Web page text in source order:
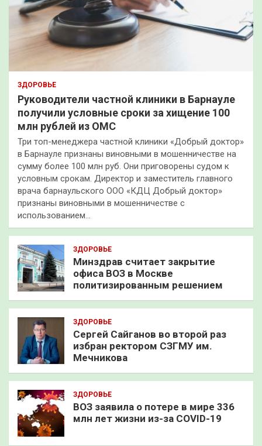
ЗДОРОВЬЕ
Руководители частной клиники в Барнауле
получили условные сроки за хищение 100
млн рублей из ОМС
Три топ-менеджера частной клиники «Добрый доктор»
в Барнауле признаны виновными в мошенничестве на
сумму более 100 млн руб. Они приговорены судом к
условным срокам. Директор и заместитель главного
врача барнаульского ООО «КДЦ Добрый доктор»
признаны виновными в мошенничестве с
использованием…
ЗДОРОВЬЕ
Минздрав считает закрытие
офиса ВОЗ в Москве
политизированным решением
ЗДОРОВЬЕ
Сергей Сайганов во второй раз
избран ректором СЗГМУ им.
Мечникова
ЗДОРОВЬЕ
ВОЗ заявила о потере в мире 336
млн лет жизни из-за COVID-19